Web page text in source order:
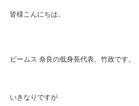
皆様こんにちは。
ビームス 奈良の低身長代表、竹政です。
いきなりですが